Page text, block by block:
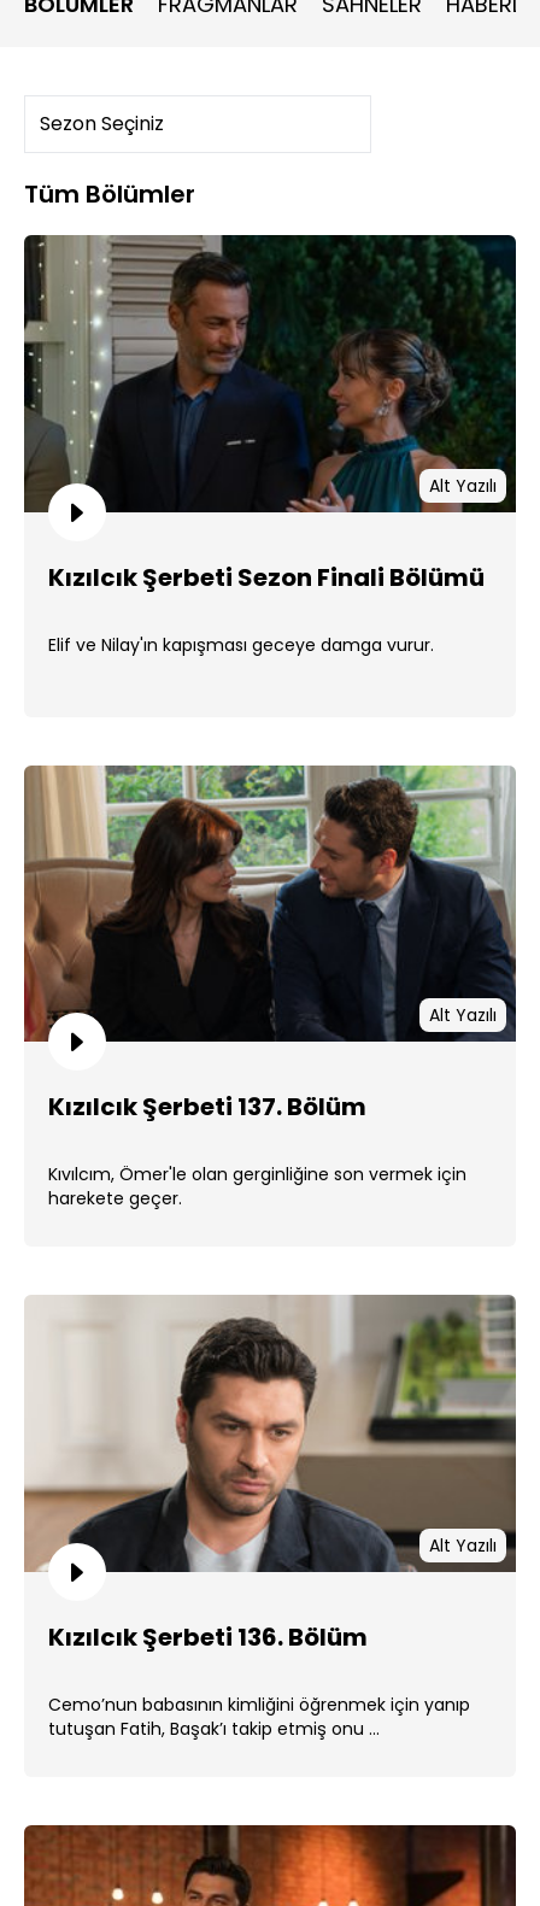
Tüm Bölümler
Alt Yazılı
Kızılcık Şerbeti Sezon Finali Bölümü
Elif ve Nilay'ın kapışması geceye damga vurur.
Alt Yazılı
Kızılcık Şerbeti 137. Bölüm
Kıvılcım, Ömer'le olan gerginliğine son vermek için
harekete geçer.
Alt Yazılı
Kızılcık Şerbeti 136. Bölüm
Cemo’nun babasının kimliğini öğrenmek için yanıp
tutuşan Fatih, Başak’ı takip etmiş onu ...